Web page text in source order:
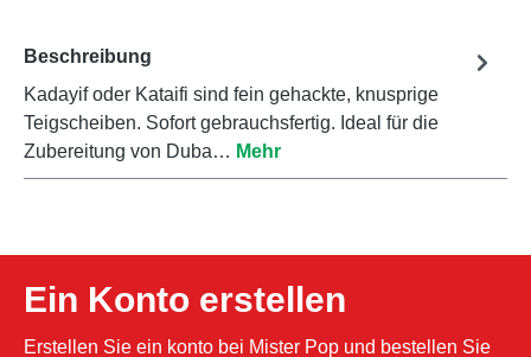
Beschreibung
Kadayif oder Kataifi sind fein gehackte, knusprige
Teigscheiben. Sofort gebrauchsfertig. Ideal für die
Zubereitung von Duba… Mehr
Ein Konto erstellen
Erstellen Sie ein konto bei Mister Pop und bestellen Sie